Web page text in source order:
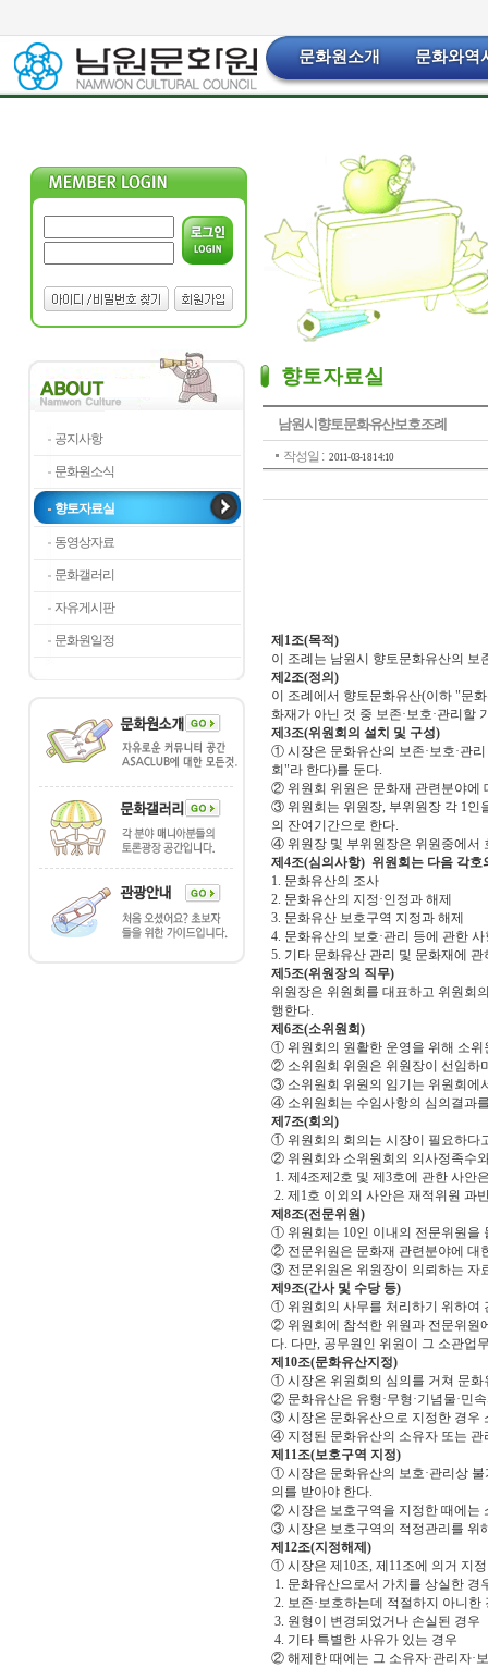
문화원소개 문화와역
공지사항
문화원소식
향토자료실
동영상자료
문화갤러리
자유게시판
문화원일정
향토자료실
남원시향토문화유산보호조례
작성일 : 2011-03-18 14:10
제1조(목적)
이 조례는 남원시 향토문화유산의 보
제2조(정의)
이 조례에서 향토문화유산(이하 "문
화재가 아닌 것 중 보존·보호·관리할
제3조(위원회의 설치 및 구성)
① 시장은 문화유산의 보존·보호·관
회"라 한다)를 둔다.
② 위원회 위원은 문화재 관련분야에
③ 위원회는 위원장, 부위원장 각 1인
의 잔여기간으로 한다.
④ 위원장 및 부위원장은 위원중에서
제4조(심의사항) 위원회는 다음 각호
1. 문화유산의 조사
2. 문화유산의 지정·인정과 해제
3. 문화유산 보호구역 지정과 해제
4. 문화유산의 보호·관리 등에 관한 사
5. 기타 문화유산 관리 및 문화재에
제5조(위원장의 직무)
위원장은 위원회를 대표하고 위원회
행한다.
제6조(소위원회)
① 위원회의 원활한 운영을 위해 소위
② 소위원회 위원은 위원장이 선임하
③ 소위원회 위원의 임기는 위원회에
④ 소위원회는 수임사항의 심의결과
제7조(회의)
① 위원회의 회의는 시장이 필요하다
② 위원회와 소위원회의 의사정족수
1. 제4조제2호 및 제3호에 관한 사안
2. 제1호 이외의 사안은 재적위원 과
제8조(전문위원)
① 위원회는 10인 이내의 전문위원을
② 전문위원은 문화재 관련분야에 대
③ 전문위원은 위원장이 의뢰하는 자
제9조(간사 및 수당 등)
① 위원회의 사무를 처리하기 위하여
② 위원회에 참석한 위원과 전문위원
다. 다만, 공무원인 위원이 그 소관업
제10조(문화유산지정)
① 시장은 위원회의 심의를 거쳐 문화
② 문화유산은 유형·무형·기념물·민
③ 시장은 문화유산으로 지정한 경우
④ 지정된 문화유산의 소유자 또는 관
제11조(보호구역 지정)
① 시장은 문화유산의 보호·관리상
의를 받아야 한다.
② 시장은 보호구역을 지정한 때에는
③ 시장은 보호구역의 적정관리를 위
제12조(지정해제)
① 시장은 제10조, 제11조에 의거 지
1. 문화유산으로서 가치를 상실한 경
2. 보존·보호하는데 적절하지 아니한
3. 원형이 변경되었거나 손실된 경우
4. 기타 특별한 사유가 있는 경우
② 해제한 때에는 그 소유자·관리자·